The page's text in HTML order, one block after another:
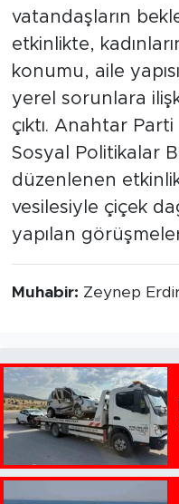
vatandaşların
etkinlikte,
konumu, aile
yerel sorunlara
çıktı. Anahtar
Sosyal Politikalar
düzenlenen
vesilesiyle çiçek
yapılan
Muhabir: Zeynep